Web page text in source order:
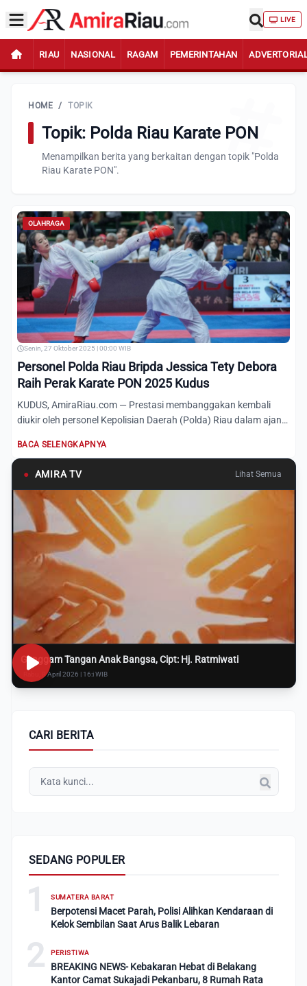
LIVE
RIAU NASIONAL RAGAM PEMERINTAHAN
HOME / TOPIK
Topik: Polda Riau Karate PON
Menampilkan berita yang berkaitan dengan topik "Polda
Riau Karate PON".
OLAHRAGA
Senin, 27 Oktober 2025 | 00:00 WIB
Personel Polda Riau Bripda Jessica Tety Debora
Raih Perak Karate PON 2025 Kudus
KUDUS, AmiraRiau.com — Prestasi membanggakan kembali
diukir oleh personel Kepolisian Daerah (Polda) Riau dalam ajang
BACA SELENGKAPNYA
● AMIRA TV Lihat Semua
Genggam Tangan Anak Bangsa, Cipt: Hj. Ratmiwati
Rabu, 8 April 2026 | 16:i WIB
CARI BERITA
SEDANG POPULER
1 SUMATERA BARAT
Berpotensi Macet Parah, Polisi Alihkan Kendaraan di
Kelok Sembilan Saat Arus Balik Lebaran
2 PERISTIWA
BREAKING NEWS- Kebakaran Hebat di Belakang
Kantor Camat Sukajadi Pekanbaru, 8 Rumah Rata